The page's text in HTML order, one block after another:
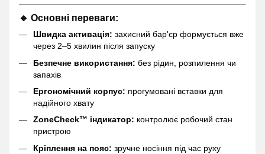
🔹 Основні переваги:
Швидка активація: захисний бар'єр формується вже
через 2–5 хвилин після запуску
Безпечне використання: без рідин, розпилення чи
запахів
Ергономічний корпус: прогумовані вставки для
надійного хвату
ZoneCheck™ індикатор: контролює робочий стан
пристрою
Кріплення на пояс: зручне носіння під час руху